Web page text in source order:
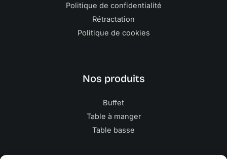
Politique de confidentialité
Rétractation
Politique de cookies
Nos produits
Buffet
Table à manger
Table basse